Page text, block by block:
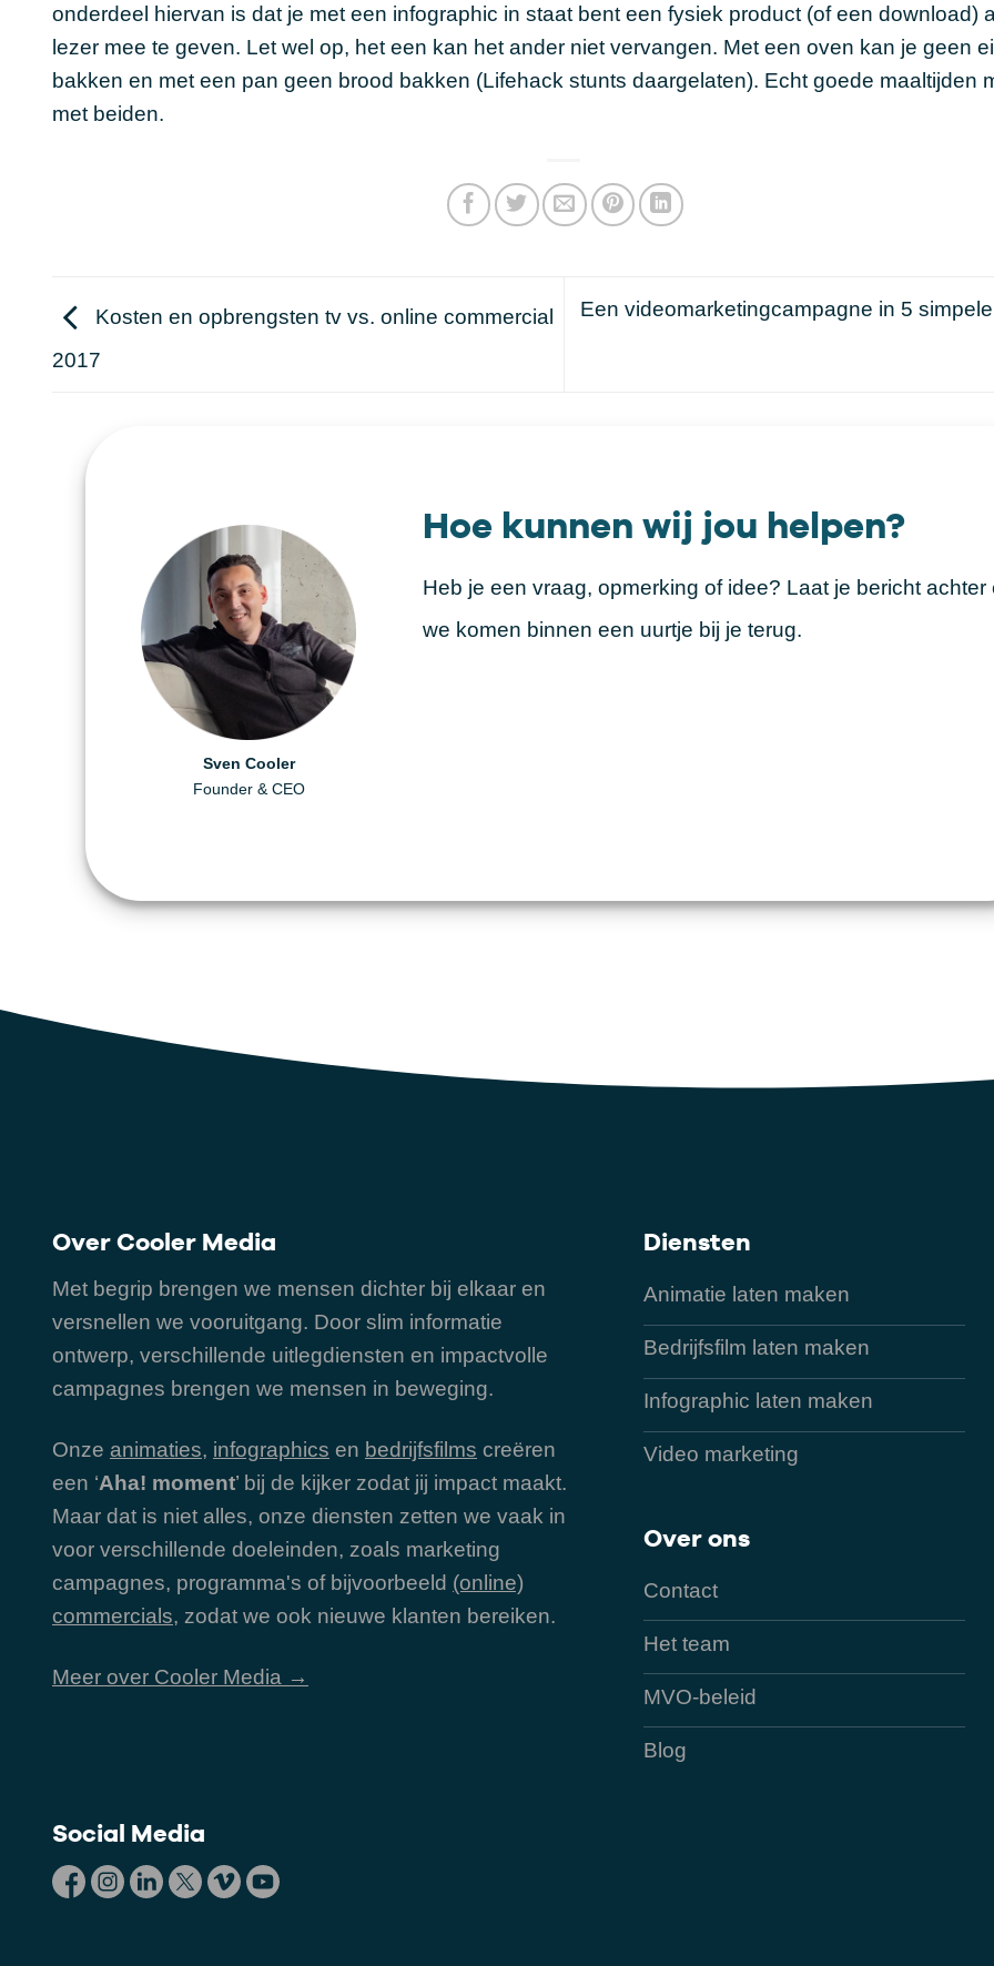
onderdeel hiervan is dat je met een infographic in staat bent een fysiek product (of een download)
lezer mee te geven. Let wel op, het een kan het ander niet vervangen. Met een oven kan je geen
bakken en met een pan geen brood bakken (Lifehack stunts daargelaten). Echt goede maaltijden
met beiden.
Kosten en opbrengsten tv vs. online commercial
2017
Een videomarketingcampagne in 5
Sven Cooler
Founder & CEO
Helen Berger
Creative Producer
Daniël Visscher
Art Director
Hoe kunnen wij jou helpen?
Heb je een vraag, opmerking of idee? Laat je bericht achter
we komen binnen een uurtje bij je terug.
Over Cooler Media
Met begrip brengen we mensen dichter bij elkaar en
versnellen we vooruitgang. Door slim informatie
ontwerp, verschillende uitlegdiensten en impactvolle
campagnes brengen we mensen in beweging.
Onze animaties, infographics en bedrijfsfilms creëren
een ‘Aha! moment’ bij de kijker zodat jij impact maakt.
Maar dat is niet alles, onze diensten zetten we vaak in
voor verschillende doeleinden, zoals marketing
campagnes, programma's of bijvoorbeeld (online)
commercials, zodat we ook nieuwe klanten bereiken.
Meer over Cooler Media →
Diensten
Animatie laten maken
Bedrijfsfilm laten maken
Infographic laten maken
Video marketing
Over ons
Contact
Het team
MVO-beleid
Blog
Social Media